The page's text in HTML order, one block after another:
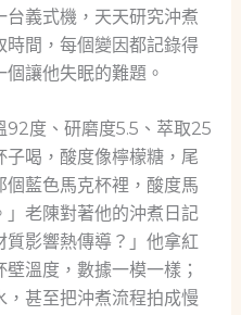
台義式機，天天研究沖煮
時間，每個變因都記錄得
讓他失眠的難題。
92度、研磨度5.5、萃取25
喝，酸度像檸檬糖，尾
藍色馬克杯裡，酸度馬
」老陳對著他的沖煮日記
影響熱傳導？」他拿紅
溫度，數據一模一樣；
甚至把沖煮流程拍成慢